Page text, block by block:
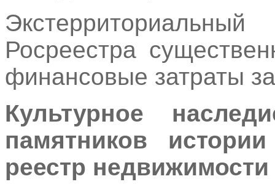
Росреестра
финансовые затраты
Культурное
памятников
реестр недвижимости